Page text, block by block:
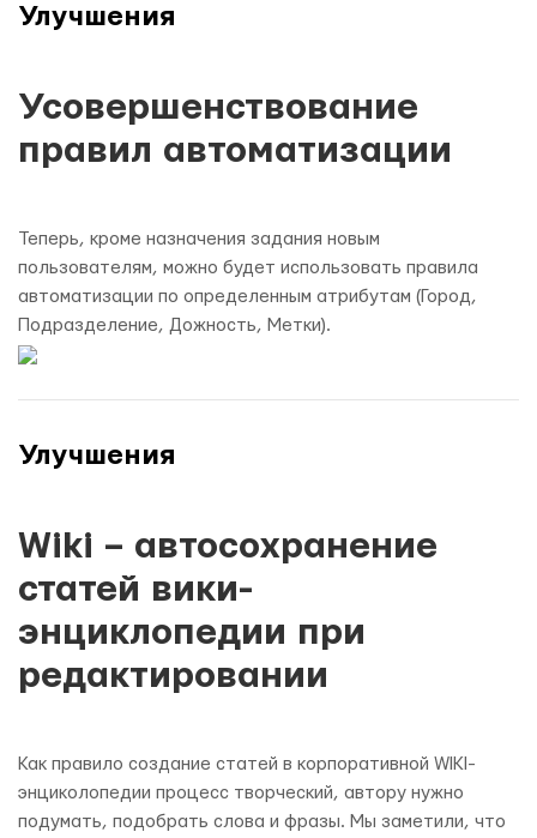
Улучшения
Усовершенствование
правил автоматизации
Теперь, кроме назначения задания новым
пользователям, можно будет использовать правила
автоматизации по определенным атрибутам (Город,
Подразделение, Дожность, Метки).
Улучшения
Wiki – автосохранение
статей вики-
энциклопедии при
редактировании
Как правило создание статей в корпоративной WIKI-
энциколопедии процесс творческий, автору нужно
подумать, подобрать слова и фразы. Мы заметили, что